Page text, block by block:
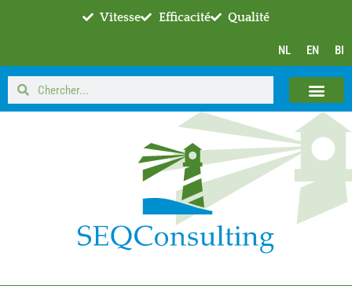
Vitesse Efficacité Qualité
NL EN BI